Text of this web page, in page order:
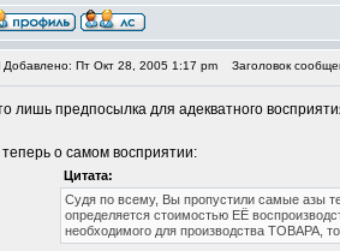
Добавлено: Пт Окт 28, 2005 1:17 pm Заголовок
лишь предпосылка для адекватного
о самом восприятии:
Цитата:
Судя по всему, Вы пропустили самые азы
определяется стоимостью ЕЁ
необходимого для производства ТОВАРА,